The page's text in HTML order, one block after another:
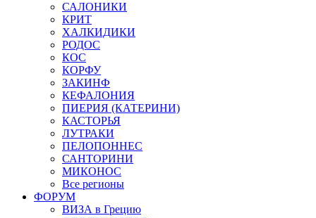
САЛОНИКИ
КРИТ
ХАЛКИДИКИ
РОДОС
КОС
КОРФУ
ЗАКИНФ
КЕФАЛОНИЯ
ПИЕРИЯ (КАТЕРИНИ)
КАСТОРЬЯ
ЛУТРАКИ
ПЕЛОПОННЕС
САНТОРИНИ
МИКОНОС
Все регионы
ФОРУМ
ВИЗА в Грецию